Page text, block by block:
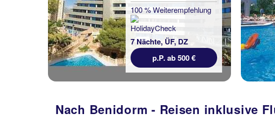
100 % Weiterempfehlung
7 Nächte, ÜF, DZ
p.P. ab 500 €
Nach Benidorm - Reisen inklusive